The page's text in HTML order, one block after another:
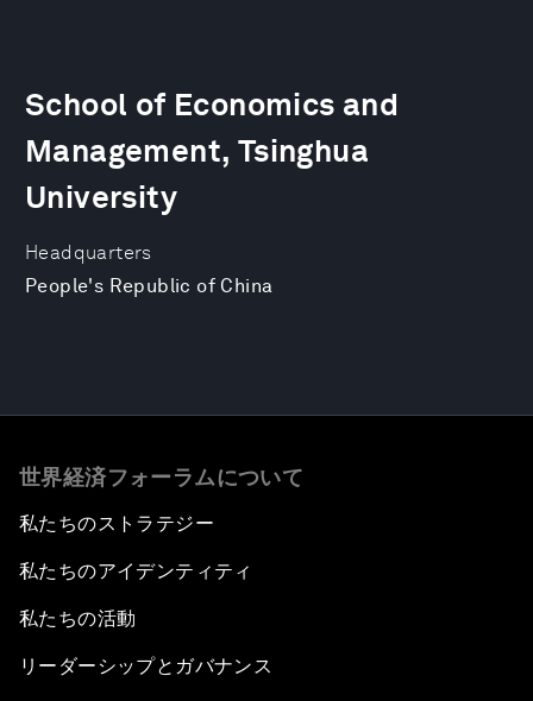
Headquarters
People's Republic of China
School of Economics and
Management, Tsinghua
University
世界経済フォーラムについて
私たちのストラテジー
私たちのアイデンティティ
私たちの活動
リーダーシップとガバナンス